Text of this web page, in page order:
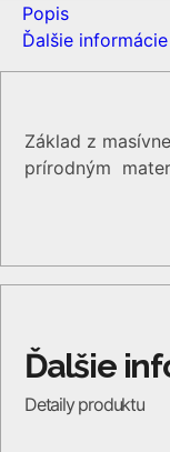
Popis
Ďalšie informácie
Základ z
prírodným